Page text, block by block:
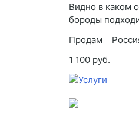
Видно в каком
бороды
Продам
1 100 руб.